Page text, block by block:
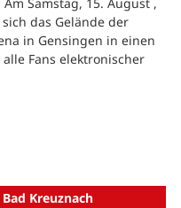
das Gelände der
in Gensingen in einen
Fans elektronischer
Kreuznach